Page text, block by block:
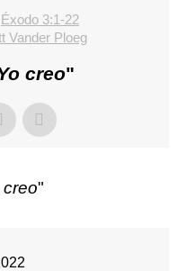
Éxodo 3:1-22
Vander Ploeg
creo"
creo"